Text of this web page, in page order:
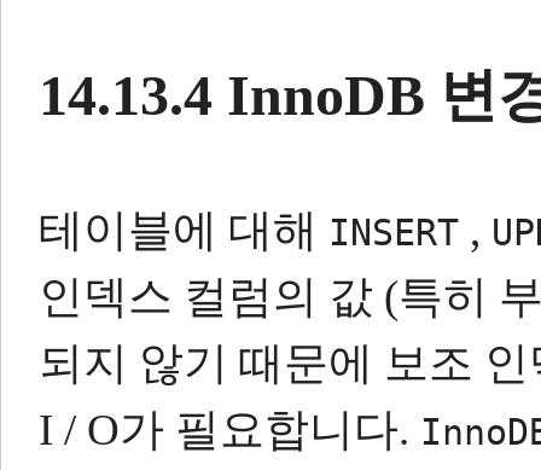
14.13.4 InnoDB 변
테이블에 대해 INSERT ,
인덱스 컬럼의 값 (특히
되지 않기 때문에 보조
I / O가 필요합니다.